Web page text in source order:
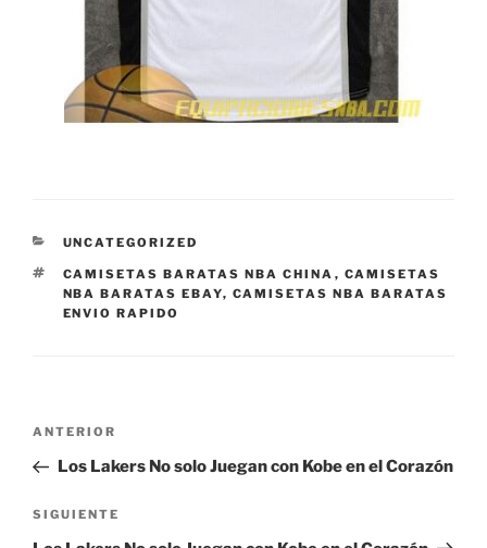
CATEGORÍAS
UNCATEGORIZED
ETIQUETAS
CAMISETAS BARATAS NBA CHINA , CAMISETAS
NBA BARATAS EBAY, CAMISETAS NBA BARATAS
ENVIO RAPIDO
Navegación
entradas
Entrada
anterior:
ANTERIOR
Los Lakers No solo Juegan con Kobe en el Corazón
Siguiente
entrada
SIGUIENTE